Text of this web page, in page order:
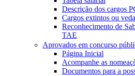
Descrição dos cargos
Cargos extintos ou
Reconhecimento de
TAE
Aprovados em concurso
Página Inicial
Acompanhe as
Documentos para a